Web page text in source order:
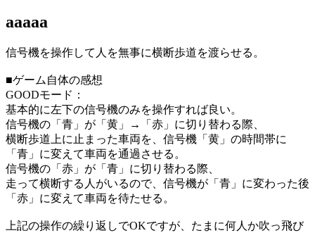
aaaaa
信号機を操作して人を無事に横断歩道を渡らせる。
■ゲーム自体の感想
GOODモード：
基本的に左下の信号機のみを操作すれば良い。
信号機の「青」が「黄」→「赤」に切り替わる際、
横断歩道上に止まった車両を、信号機「黄」の時間帯に
「青」に変えて車両を通過させる。
信号機の「赤」が「青」に切り替わる際、
走って横断する人がいるので、信号機が「青」に変わった後
「赤」に変えて車両を待たせる。
上記の操作の繰り返しでOKですが、たまに何人か吹っ飛び